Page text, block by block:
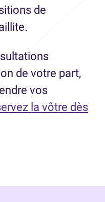
de
de votre part,
vos
la vôtre dès